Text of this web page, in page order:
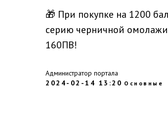
🎁 При покупке на 1200
серию черничной
160ПВ!
Администратор портала
2024-02-14 13:20 Основные